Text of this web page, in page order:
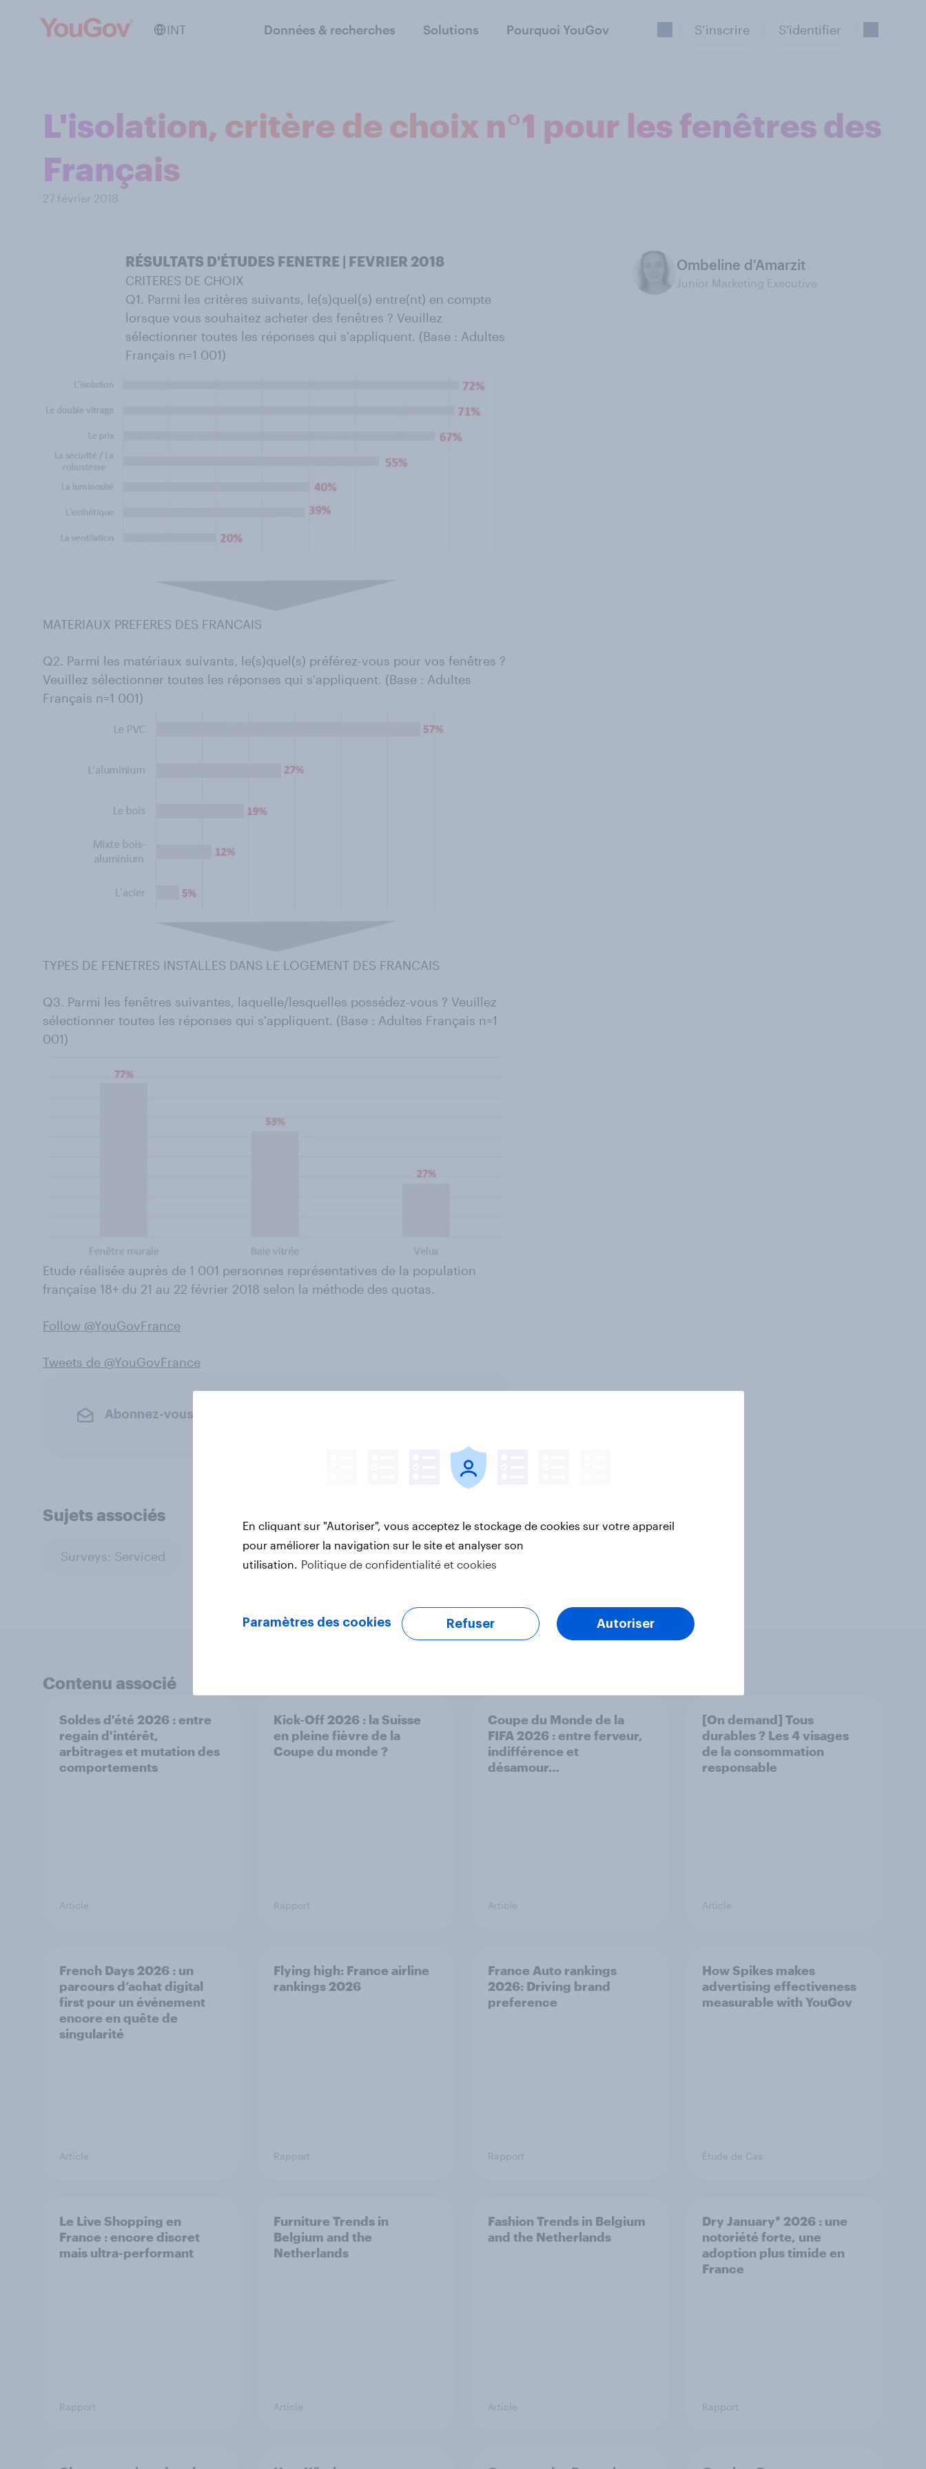
INT Données & recherches Solutions Pourquoi YouGov S’inscrire S'identifier
L'isolation, critère de choix n°1 pour les fenêtres des
Français
27 février 2018
RÉSULTATS D'ÉTUDES FENETRE | FEVRIER 2018
CRITERES DE CHOIX
Q1. Parmi les critères suivants, le(s)quel(s) entre(nt) en compte
lorsque vous souhaitez acheter des fenêtres ? Veuillez
sélectionner toutes les réponses qui s'appliquent. (Base : Adultes
Français n=1 001)
MATERIAUX PREFERES DES FRANCAIS
Q2. Parmi les matériaux suivants, le(s)quel(s) préférez-vous pour vos fenêtres ?
Veuillez sélectionner toutes les réponses qui s'appliquent. (Base : Adultes
Français n=1 001)
TYPES DE FENETRES INSTALLES DANS LE LOGEMENT DES FRANCAIS
Q3. Parmi les fenêtres suivantes, laquelle/lesquelles possédez-vous ? Veuillez
sélectionner toutes les réponses qui s'appliquent. (Base : Adultes Français n=1
001)
Etude réalisée auprès de 1 001 personnes représentatives de la population
française 18+ du 21 au 22 février 2018 selon la méthode des quotas.
Follow @YouGovFrance
Tweets de @YouGovFrance
Abonnez-vous à la newsletter YouGov
Ombeline d'Amarzit
Junior Marketing Executive
Sujets associés
Surveys: Serviced
Contenu associé
Soldes d'été 2026 : entre
regain d'intérêt,
arbitrages et mutation des
comportements
Article
Kick-Off 2026 : la Suisse
en pleine fièvre de la
Coupe du monde ?
Rapport
Coupe du Monde de la
FIFA 2026 : entre ferveur,
indifférence et
désamour…
Article
[On demand] Tous
durables ? Les 4 visages
de la consommation
responsable
Article
French Days 2026 : un
parcours d’achat digital
first pour un événement
encore en quête de
singularité
Article
Flying high: France airline
rankings 2026
Rapport
France Auto rankings
2026: ​Driving brand
preference
Rapport
How Spikes makes
advertising effectiveness
measurable with YouGov
Étude de Cas
Le Live Shopping en
France : encore discret
mais ultra-performant
Rapport
Furniture Trends in
Belgium and the
Netherlands
Article
Fashion Trends in Belgium
and the Netherlands
Article
Dry January* 2026 : une
notoriété forte, une
adoption plus timide en
France
Rapport
En cliquant sur "Autoriser", vous acceptez le stockage de cookies sur votre appareil
pour améliorer la navigation sur le site et analyser son
utilisation. Politique de confidentialité et cookies
Paramètres des cookies Refuser Autoriser